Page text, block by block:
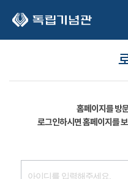
홈페이지를 방
로그인하시면 홈페이지를